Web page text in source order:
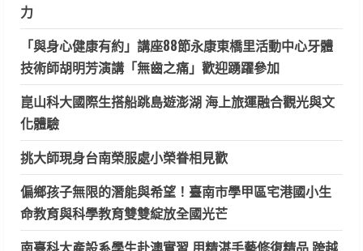
力
「與身心健康有約」講座88節永康東橋里活動中心牙體
技術師胡明芳演講「無齒之痛」歡迎踴躍參加
崑山科大國際生搭船跳島遊澎湖 海上旅運融合觀光與文
化體驗
挑大師現身台南榮服處小榮眷相見歡
偏鄉孩子無限的潛能與希望！臺南市學甲區宅港國小生
命教育與科學教育雙雙綻放全國光芒
南臺科大產設系學生赴澳實習 用精湛手藝修復精品 跨越